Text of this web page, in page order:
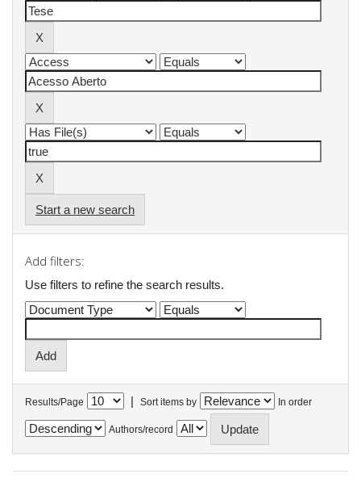
Start a new search
Add filters:
Use filters to refine the search results.
Results/Page | Sort items by In order
Authors/record